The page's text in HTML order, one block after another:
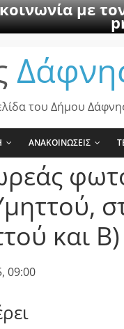
με
του Δήμου
ΑΝΑΚΟΙΝΩΣΕΙΣ
και
09:00